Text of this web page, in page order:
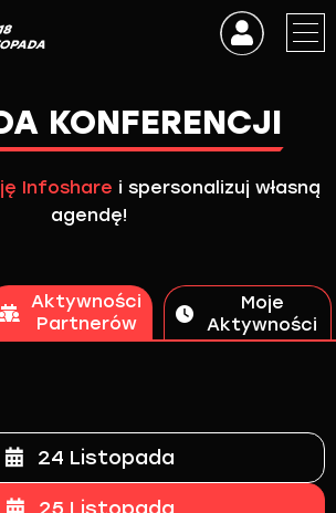
KONFERENCJI
Infoshare i spersonalizuj własną
agendę!
Aktywności
Partnerów
Moje
Aktywności
24 Listopada